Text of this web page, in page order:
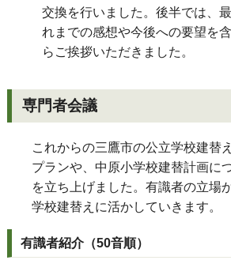
交換を行いました。後半では、
れまでの感想や今後への要望を
らご挨拶いただきました。
専門者会議
これからの三鷹市の公立学校建替
プランや、中原小学校建替計画に
を立ち上げました。有識者の立場
学校建替えに活かしていきます。
有識者紹介（50音順）